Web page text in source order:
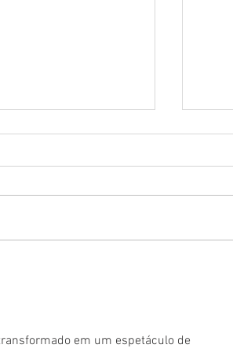
em um espetáculo de